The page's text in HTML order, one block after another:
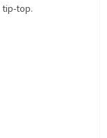
tip-top.